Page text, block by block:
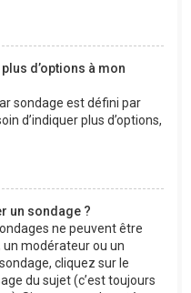
d’options à mon
sondage est défini par
d’indiquer plus d’options,
un sondage ?
ne peuvent être
un modérateur ou un
cliquez sur le
du sujet (c’est toujours